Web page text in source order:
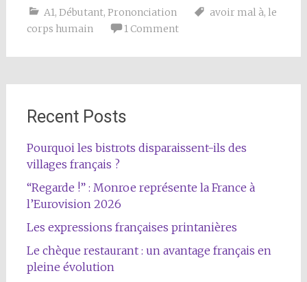
A1, Débutant, Prononciation avoir mal à, le
corps humain
1 Comment
Recent Posts
Pourquoi les bistrots disparaissent-ils des
villages français ?
“Regarde !” : Monroe représente la France à
l’Eurovision 2026
Les expressions françaises printanières
Le chèque restaurant : un avantage français en
pleine évolution